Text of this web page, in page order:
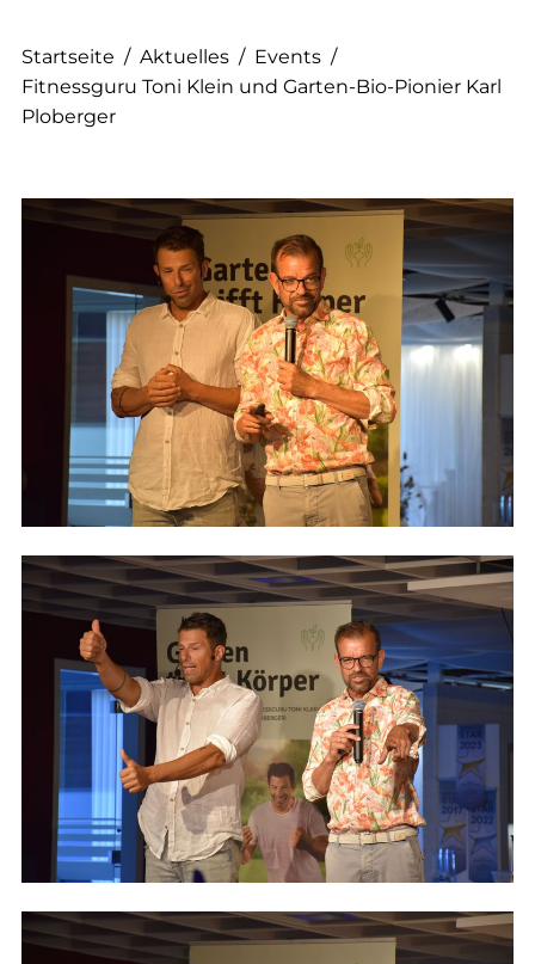
Startseite / Aktuelles / Events /
Fitnessguru Toni Klein und Garten-Bio-Pionier Karl
Ploberger